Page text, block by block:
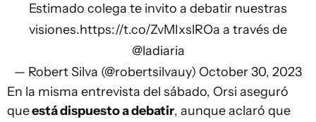
Estimado colega te invito a debatir nuestras
visiones.https://t.co/ZvMIxslROa a través de
@ladiaria
— Robert Silva (@robertsilvauy) October 30, 2023
En la misma entrevista del sábado, Orsi aseguró
queestá dispuesto a debatir, aunque aclaró que